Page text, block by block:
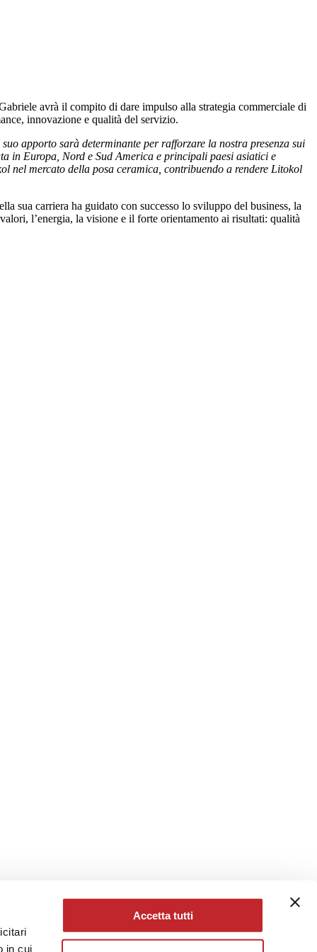
in cui
Accetta tutti
avrà il compito di dare impulso alla strategia commerciale di
innovazione e qualità del servizio.
apporto sarà determinante per rafforzare la nostra presenza sui
in Europa, Nord e Sud America e principali paesi asiatici e
nel mercato della posa ceramica, contribuendo a rendere Litokol
sua carriera ha guidato con successo lo sviluppo del business, la
l’energia, la visione e il forte orientamento ai risultati: qualità